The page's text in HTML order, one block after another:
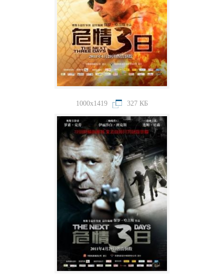
1000x1419 327 КБ